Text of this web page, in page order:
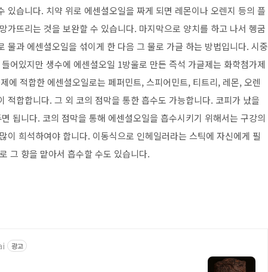
있습니다. 치약 위로 에센셜오일을 짜게 되면 레몬이나 오렌지 등의 플
가뜨리는 것을 보완할 수 있습니다. 마지막으로 양치를 하고 나서 헹굼
물과 에센셜오일을 섞이게 한 다음 그 물로 가글 하는 방법입니다. 시중
어있지만 생수에 에센셜오일 1방울로 만든 즉석 가글제는 화학첨가제
에 적합한 에센셜오일로는 페퍼민트, 스피어민트, 티트리, 레몬, 오렌
적합합니다. 그 외 코의 점막을 통한 흡수도 가능합니다. 코피가 났을
됩니다. 코의 점막을 통해 에센셜오일을 흡수시키기 위해서는 구강의
이 희석하여야 합니다. 이동식으로 인헤일러라는 스틱에 자신에게 필
그 향을 맡아서 흡수할 수도 있습니다.
광고